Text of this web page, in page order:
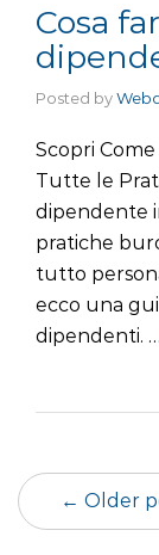
Cosa
Posted by
Scopri
Tutte le
dipendente
pratiche
tutto
ecco una
dipendenti. …
← Older